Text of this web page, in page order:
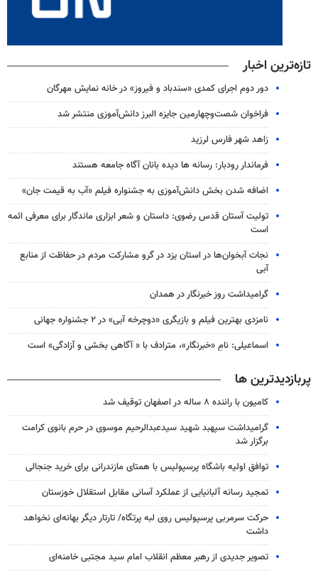
تازه‌ترین اخبار
دور دوم اجرای کمدی «سندباد و فیروز» در خانه نمایش مهرگان
فراخوان شصت‌وچهارمین جایزه البرز دانش‌آموزی منتشر شد
زاهد شهر فارس لرزید
فرماندار رودبار: رسانه ها دیده بانان آگاه جامعه هستند
اضافه شدن بخش دانش‌آموزی به جشنواره فیلم «آب به قیمت جان»
تولیت آستان قدس رضوی: داستان و شعر ابزاری ماندگار برای معرفی ائمه
است
نجات آبخوان‌ها در استان یزد در گرو مشارکت مردم در حفاظت از منابع
آبی
گرامیداشت روز خبرنگار در همدان
نامزدی بهترین فیلم و بازیگری «دوچرخه آبی» در ۲ جشنواره جهانی
اسماعیلی: نامِ «خبرنگار»، مترادف با « آگاهی بخشی و آزادگی» است
پربازدیدترین ها
کامیون با راننده ۸ ساله در اصفهان توقیف شد
گرامیداشت سپهبد شهید سیدعبدالرحیم موسوی در حرم بانوی کرامت
برگزار شد
توافق اولیه باشگاه پرسپولیس با همتای مازندرانی برای خرید جنجالی
تمجید رسانه آلبانیایی از عملکرد آسانی مقابل استقلال خوزستان
حرکت سرمربی پرسپولیس روی لبه پرتگاه/ تارتار دیگر بهانه‌ای نخواهد
داشت
تصویر جدیدی از رهبر معظم انقلاب امام سید مجتبی خامنه‌ای